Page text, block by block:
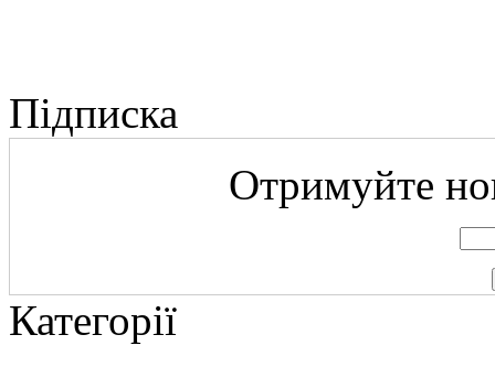
Підписка
Отримуйте
Категорії